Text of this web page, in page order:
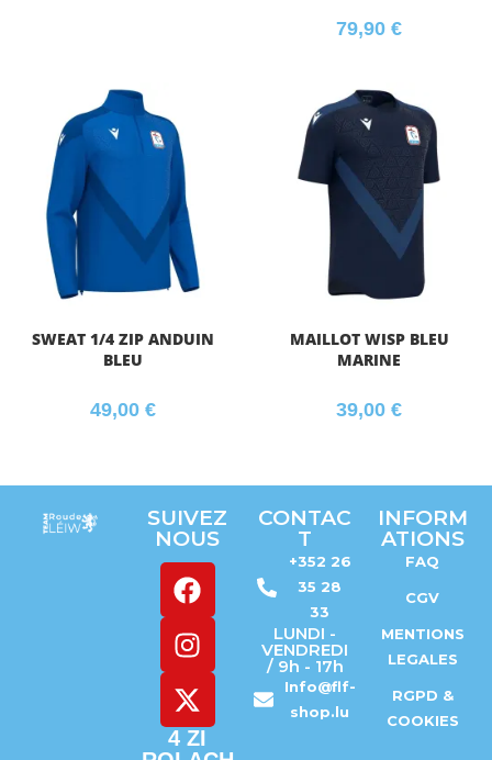
79,90 €
SWEAT 1/4 ZIP ANDUIN
BLEU
49,00 €
MAILLOT WISP BLEU
MARINE
39,00 €
SUIVEZ
NOUS
4 ZI
CONTAC
T
+352 26
35 28
33
LUNDI -
VENDREDI
/ 9h - 17h
Info@flf-
shop.lu
INFORM
ATIONS
FAQ
CGV
MENTIONS
LEGALES
RGPD &
COOKIES